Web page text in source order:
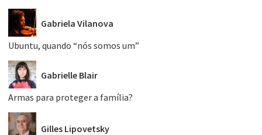
Gabriela Vilanova
Ubuntu, quando “nós somos um”
Gabrielle Blair
Armas para proteger a família?
Gilles Lipovetsky